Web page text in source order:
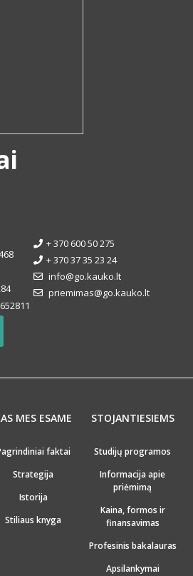
+ 370 600 50 275
+ 370 37 35 23 24
info@go.kauko.lt
priemimas@go.kauko.lt
MES ESAME
faktai
Strategija
Istorija
Stiliaus knyga
STOJANTIESIEMS
Studijų programos
Informacija apie
priėmimą
Kaina, formos ir
finansavimas
Profesinis bakalauras
Apsilankymai